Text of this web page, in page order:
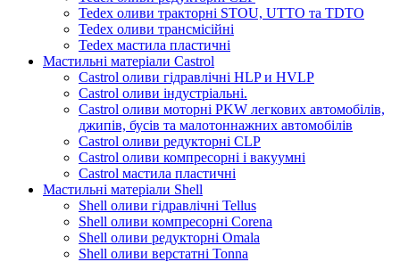
Tedex оливи тракторні STOU, UTTO та TDTO
Tedex оливи трансмісійні
Tedex мастила пластичні
Мастильні матеріали Castrol
Castrol оливи гідравлічні HLP и HVLP
Castrol оливи індустріальні.
Castrol оливи моторні PKW легкових автомобілів,
джипів, бусів та малотоннажних автомобілів
Castrol оливи редукторні CLP
Castrol оливи компресорні і вакуумні
Castrol мастила пластичні
Мастильні матеріали Shell
Shell оливи гідравлічні Tellus
Shell оливи компресорні Corena
Shell оливи редукторні Omala
Shell оливи верстатні Tonna